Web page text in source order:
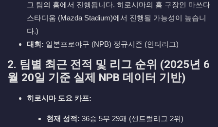
그 팀의 홈에서 진행됩니다. 히로시마의 홈 구장인 마쓰다
스타디움 (Mazda Stadium)에서 진행될 가능성이 높습니
다.)
대회: 일본프로야구 (NPB) 정규시즌 (인터리그)
2. 팀별 최근 전적 및 리그 순위 (2025년 6
월 20일 기준 실제 NPB 데이터 기반)
히로시마 도요 카프:
현재 성적: 36승 5무 29패 (센트럴리그 2위)